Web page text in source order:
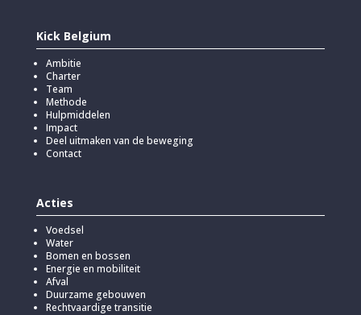
Kick Belgium
Ambitie
Charter
Team
Methode
Hulpmiddelen
Impact
Deel uitmaken van de beweging
Contact
Acties
Voedsel
Water
Bomen en bossen
Energie en mobiliteit
Afval
Duurzame gebouwen
Rechtvaardige transitie